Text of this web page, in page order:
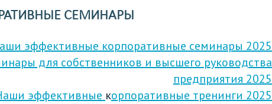
СЕМИНАРЫ
эффективные корпоративные семинары 2025
для собственников и высшего руководства
предприятия 2025
эффективные корпоративные тренинги 2025